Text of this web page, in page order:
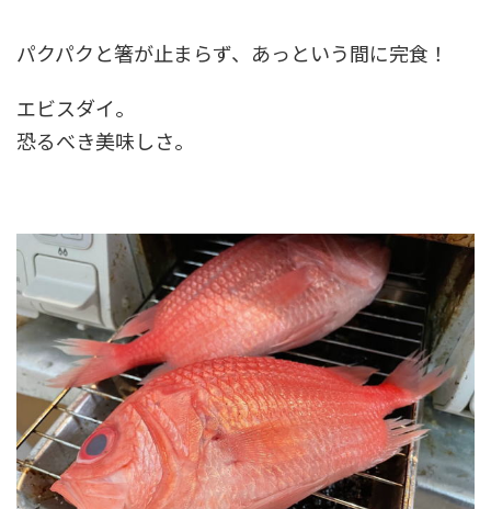
パクパクと箸が止まらず、あっという間に完食！
エビスダイ。
恐るべき美味しさ。